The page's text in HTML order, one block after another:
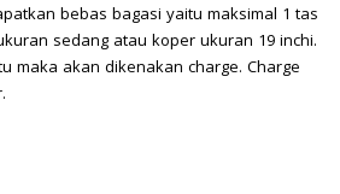
bebas bagasi yaitu maksimal 1 tas
sedang atau koper ukuran 19 inchi.
maka akan dikenakan charge. Charge